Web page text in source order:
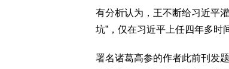
有分析认为，王不断给习近平
坑”，仅在习近平上任四年多时
署名诸葛高参的作者此前刊发